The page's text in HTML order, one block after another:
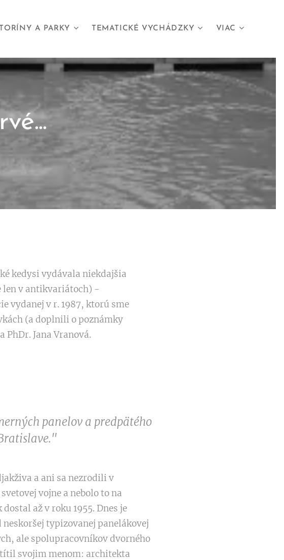
A PARKY TEMATICKÉ VYCHÁDZKY VIAC
kedysi vydávala niekdajšia
len v antikvariátoch) -
vydanej v r. 1987, ktorú sme
(a doplnili o poznámky
Jana Vranová.
panelov a predpätého
a ani sa nezrodili v
vojne a nebolo to na
až v roku 1955. Dnes je
typizovanej panelákovej
ale spolupracovníkov dvorného
svojim menom: architekta